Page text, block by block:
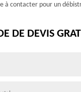
à contacter pour un
DE DEVIS